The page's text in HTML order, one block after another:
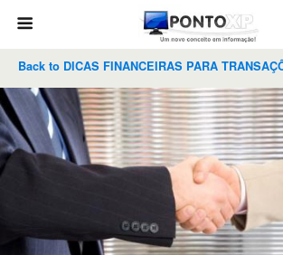
Back to DICAS FINANCEIRAS PARA